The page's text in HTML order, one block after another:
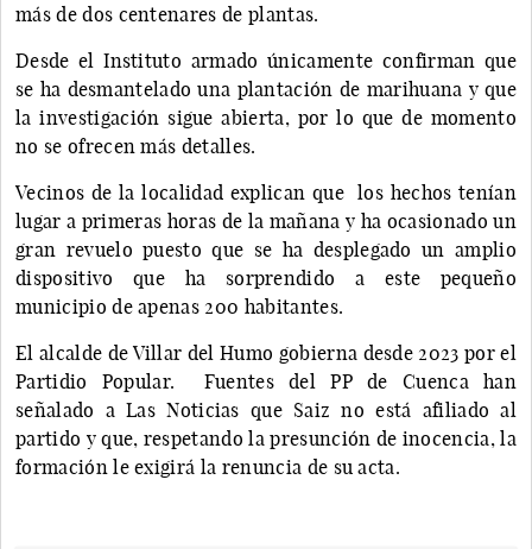
más de dos centenares de plantas.
Desde el Instituto armado únicamente confirman que
se ha desmantelado una plantación de marihuana y que
la investigación sigue abierta, por lo que de momento
no se ofrecen más detalles.
Vecinos de la localidad explican que los hechos tenían
lugar a primeras horas de la mañana y ha ocasionado un
gran revuelo puesto que se ha desplegado un amplio
dispositivo que ha sorprendido a este pequeño
municipio de apenas 200 habitantes.
El alcalde de Villar del Humo gobierna desde 2023 por el
Partidio Popular. Fuentes del PP de Cuenca han
señalado a Las Noticias que Saiz no está afiliado al
partido y que, respetando la presunción de inocencia, la
formación le exigirá la renuncia de su acta.